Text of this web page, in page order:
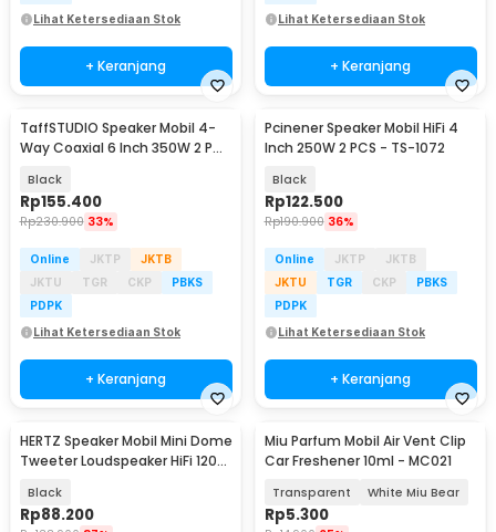
Lihat Ketersediaan Stok
+ Keranjang
Lihat Ketersediaan Stok
+ Keranjang
TaffSTUDIO Speaker Mobil 4-
Way Coaxial 6 Inch 350W 2 PCS
Black
Rp155.400
Rp230.900 33%
Online JKTP
JKTB
JKTU
TGR CKP
PBKS
PDPK
Lihat Ketersediaan Stok
+ Keranjang
Pcinener Speaker Mobil HiFi 4
Inch 250W 2 PCS - TS-1072
Black
Rp122.500
Rp190.900 36%
Online JKTP
JKTB
JKTU
TGR CKP
PBKS
PDPK
Lihat Ketersediaan Stok
+ Keranjang
HERTZ Speaker Mobil Mini Dome
Tweeter Loudspeaker HiFi 120W
Black
Rp88.200
Miu Parfum Mobil Air Vent Clip
Car Freshener 10ml - MC021
Transparent White Miu Bear
Rp5.300